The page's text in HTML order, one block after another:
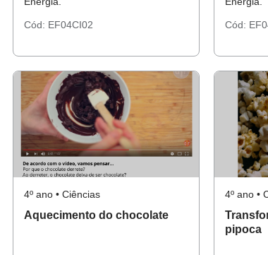
Cód: EF04CI02 Cód:
4º ano • Ciências
Aquecimento do chocolate
4º ano •
pipoca